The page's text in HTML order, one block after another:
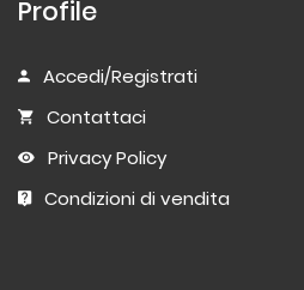
Profile
Accedi/Registrati
Contattaci
Privacy Policy
Condizioni di vendita